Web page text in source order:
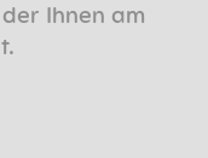
Ihnen am